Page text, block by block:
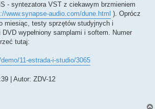
- syntezatora VST z ciekawym brzmieniem
www.synapse-audio.com/dune.html ). Oprócz
miesiąc, testy sprzętów studyjnych i
wypełniony samplami i softem. Numer
tutaj:
11-estrada-i-studio/3065
| Autor: ZDV-12